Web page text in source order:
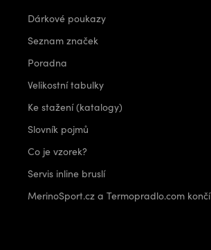
Dárkové poukazy
Seznam značek
Poradna
Velikostní tabulky
Ke stažení (katalogy)
Slovník pojmů
Co je vzorek?
Servis inline bruslí
MerinoSport.cz a Termopradlo.com končí